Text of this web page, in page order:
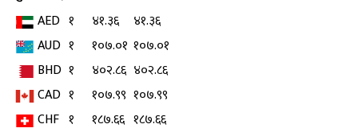
AED १ ४१.३६
४१.३६
AUD १ १०७.०१ १०७.०१
BHD १ ४०२.८६ ४०२.८६
CAD १ १०७.९९ १०७.९९
CHF १ १८७.६६ १८७.६६